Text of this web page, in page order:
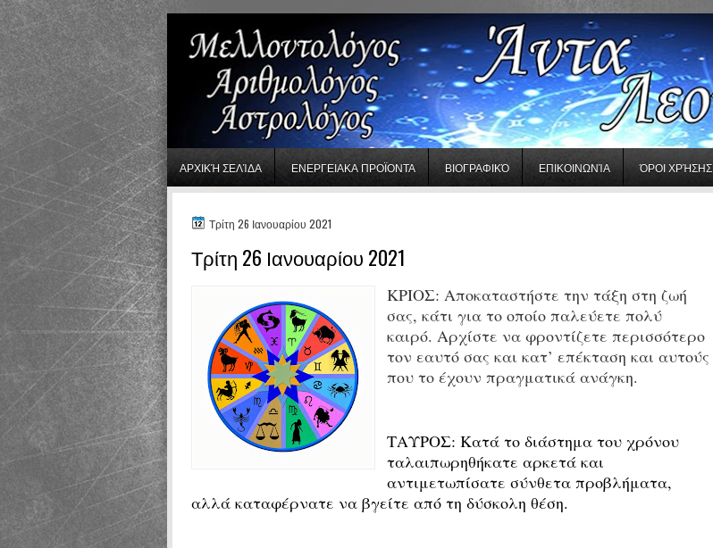
ΑΡΧΙΚΉ ΣΕΛΊΔΑ ΕΝΕΡΓΕΙΑΚΑ ΠΡΟΪΟΝΤΑ ΒΙΟΓΡΑΦΙΚΌ ΕΠΙΚΟΙΝΩΝΊΑ ΌΡΟΙ ΧΡΉΣΗΣ
Τρίτη 26 Ιανουαρίου 2021
Τρίτη 26 Ιανουαρίου 2021
ΚΡΙΟΣ: Αποκαταστήστε την τάξη στη ζωή
σας, κάτι για το οποίο παλεύετε πολύ
καιρό. Αρχίστε να φροντίζετε περισσότερο
τον εαυτό σας και κατ’ επέκταση και αυτούς
που το έχουν πραγματικά ανάγκη.
ΤΑΥΡΟΣ: Κατά το διάστημα του χρόνου
ταλαιπωρηθήκατε αρκετά και
αντιμετωπίσατε σύνθετα προβλήματα,
αλλά καταφέρνατε να βγείτε από τη δύσκολη θέση.